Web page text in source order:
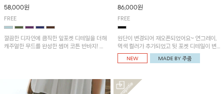
58,000원
FREE
깔끔한 디자인에 큼직한 앞포켓 디테일을 더해
캐주얼한 무드를 완성한 썸머 코튼 반바지! 허
86,000원
FREE
원단이 변경되어 재오픈되었어요~ 연그레이,
먹색 컬러가 추가되었고 뒷 포켓 디테일이 변
경되었습니다~가볍고 시원하게 착용되는 배
기통팬츠! 허리밴딩과 여유로운 통으로 편안해